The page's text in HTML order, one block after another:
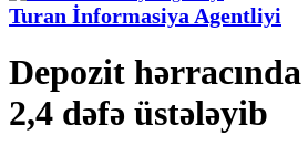
Turan İnformasiya Agentliyi
Depozit
2,4 dəfə üstələyib